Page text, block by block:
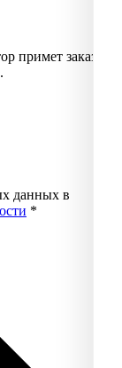
примет заказ
данных в
*